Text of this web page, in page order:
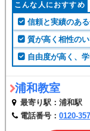
こんな人におすすめ
信頼と実績のあ
質が高く相性の
自由度が高く、
浦和教室
最寄り駅：浦和駅
電話番号： 0120-